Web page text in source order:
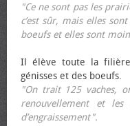
"Ce ne sont pas les
c’est sûr, mais elles
bœufs et elles sont
Il élève toute la filière
génisses et des bœufs.
"On trait 125 vaches,
renouvellement et
d’engraissement".